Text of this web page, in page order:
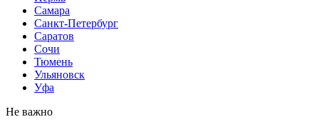
Самара
Санкт-Петербург
Саратов
Сочи
Тюмень
Ульяновск
Уфа
Не важно